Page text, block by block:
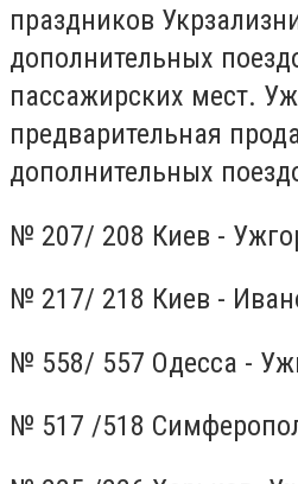
праздников
дополнительных
пассажирских мест.
предварительная
дополнительных
№ 207/ 208 Киев -
№ 217/ 218 Киев -
№ 558/ 557 Одесса -
№ 517 /518